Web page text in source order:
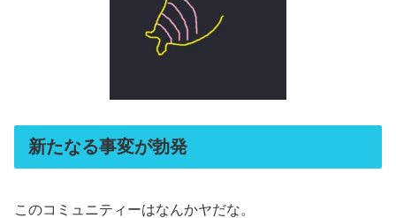
新たなる事変が勃発
このコミュニティーはなんかヤだな。